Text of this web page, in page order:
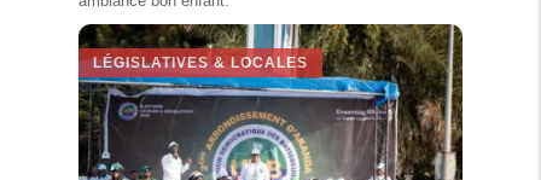
LÉGISLATIVES & LOCALES